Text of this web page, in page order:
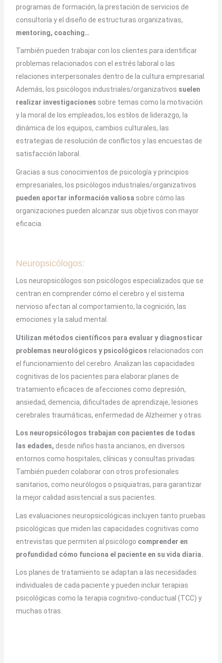
programas de formación, la prestación de servicios de
consultoría y el diseño de estructuras organizativas,
mentoring, coaching…
También pueden trabajar con los clientes para identificar
problemas relacionados con el estrés laboral o las
relaciones interpersonales dentro de la cultura empresarial.
Además, los psicólogos industriales/organizativos suelen
realizar investigaciones sobre temas como la motivación
y la moral de los empleados, los estilos de liderazgo, la
dinámica de los equipos, cambios culturales, las
estrategias de resolución de conflictos y las encuestas de
satisfacción laboral.
Gracias a sus conocimientos de psicología y principios
empresariales, los psicólogos industriales/organizativos
pueden aportar información valiosa sobre cómo las
organizaciones pueden alcanzar sus objetivos con mayor
eficacia.
Neuropsicólogos:
Los neuropsicólogos son psicólogos especializados que se
centran en comprender cómo el cerebro y el sistema
nervioso afectan al comportamiento, la cognición, las
emociones y la salud mental.
Utilizan métodos científicos para evaluar y diagnosticar
problemas neurológicos y psicológicos relacionados con
el funcionamiento del cerebro. Analizan las capacidades
cognitivas de los pacientes para elaborar planes de
tratamiento eficaces de afecciones como depresión,
ansiedad, demencia, dificultades de aprendizaje, lesiones
cerebrales traumáticas, enfermedad de Alzheimer y otras.
Los neuropsicólogos trabajan con pacientes de todas
las edades, desde niños hasta ancianos, en diversos
entornos como hospitales, clínicas y consultas privadas.
También pueden colaborar con otros profesionales
sanitarios, como neurólogos o psiquiatras, para garantizar
la mejor calidad asistencial a sus pacientes.
Las evaluaciones neuropsicológicas incluyen tanto pruebas
psicológicas que miden las capacidades cognitivas como
entrevistas que permiten al psicólogo comprender en
profundidad cómo funciona el paciente en su vida diaria.
Los planes de tratamiento se adaptan a las necesidades
individuales de cada paciente y pueden incluir terapias
psicológicas como la terapia cognitivo-conductual (TCC) y
muchas otras.